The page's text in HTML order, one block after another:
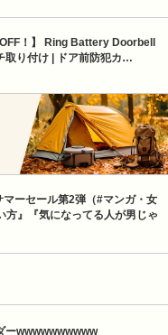
！】 Ring Battery Doorbell
取り付け | ドア前防犯カ…
ーセール第2弾（#マンガ・女
方』『気になってる人が男じゃ
ーwwwwwwwwww